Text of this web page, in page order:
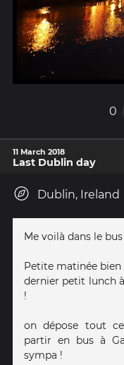
0
11 March 2018
Last Dublin day
Dublin, Ireland
Me voilà dans le
Petite matinée
dernier petit lunch
!
on dépose tout
partir en bus à
sympa !